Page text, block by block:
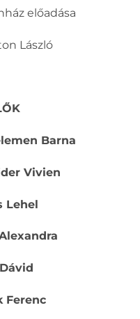
előadása
László
Barna
Vivien
Lehel
Ferenc